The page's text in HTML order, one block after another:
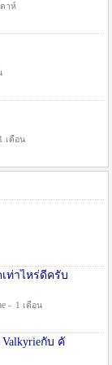
าห์
1 เดือน
ท่าไหร่ดีครับ
- 1 เดือน
กับ คั